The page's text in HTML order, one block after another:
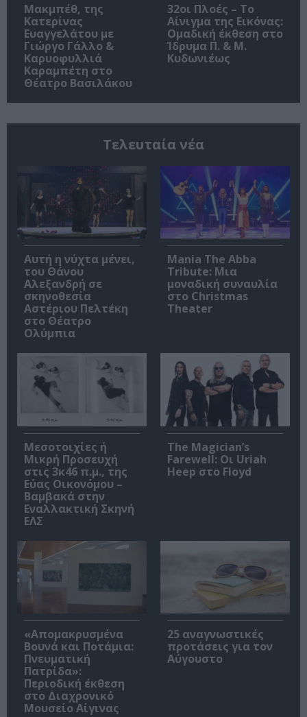
Μακμπέθ, της
Κατερίνας
Ευαγγελάτου με
Γιώργο Γάλλο &
Καρυοφυλλιά
Καραμπέτη στο
Θέατρο Βασιλάκου
32οι Πλοές – Το
Αίνιγμα της Εικόνας:
Ομαδική έκθεση στο
Ίδρυμα Π. & Μ.
Κυδωνιέως
Τελευταία νέα
Αυτή η νύχτα μένει,
του Θάνου
Αλεξανδρή σε
σκηνοθεσία
Αστέριου Πελτέκη
στο Θέατρο
Ολύμπια
Mania The Abba
Tribute: Μια
μοναδική συναυλία
στο Christmas
Theater
Μεσοτοιχίες ή
Μικρή Προσευχή
στις 3κ46 π.μ., της
Εύας Οικονόμου –
Βαμβακά στην
Εναλλακτική Σκηνή
ΕΛΣ
The Magician’s
Farewell: Οι Uriah
Heep στο Floyd
«Απομακρυσμένα
Βουνά και Ποτάμια:
Πνευματική
Πατρίδα»:
Περιοδική έκθεση
στο Διαχρονικό
Μουσείο Αίγινας
25 αναγνωστικές
προτάσεις για τον
Αύγουστο